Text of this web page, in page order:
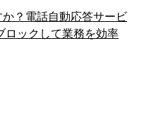
？電話自動応答サービ
ロックして業務を効率